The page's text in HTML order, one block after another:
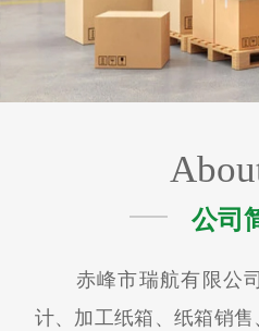
公司
赤峰市瑞航有限公司
计、加工纸箱、纸箱销